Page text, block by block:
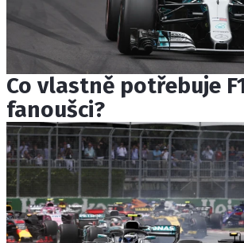
Co vlastně potřebuje
fanoušci?